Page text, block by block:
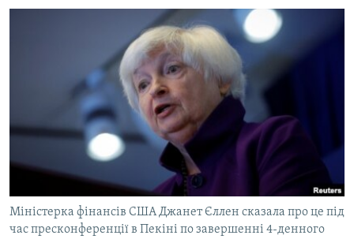
КИТАЙ.ВИКЛИКИ
МУЛЬТИМЕДІА
СПЕЦПРОЄКТИ
ПОДКАСТИ
КРИМ РЕАЛІЇ
РУС
Міністерка фінансів США Джанет Єллен сказала про це під
час пресконференції в Пекіні по завершенні 4-денного